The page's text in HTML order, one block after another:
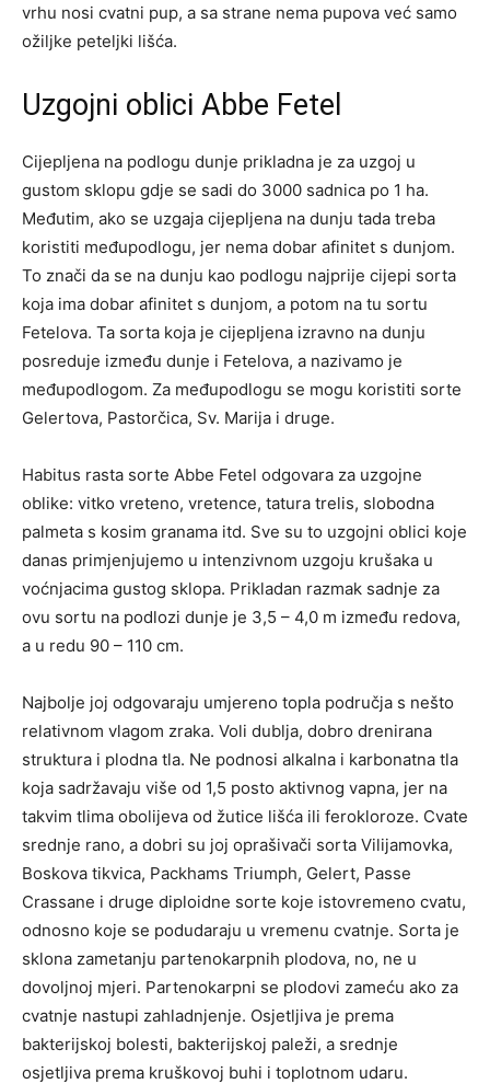
vrhu nosi cvatni pup, a sa strane nema pupova već samo
ožiljke peteljki lišća.
Uzgojni oblici Abbe Fetel
Cijepljena na podlogu dunje prikladna je za uzgoj u
gustom sklopu gdje se sadi do 3000 sadnica po 1 ha.
Međutim, ako se uzgaja cijepljena na dunju tada treba
koristiti međupodlogu, jer nema dobar afinitet s dunjom.
To znači da se na dunju kao podlogu najprije cijepi sorta
koja ima dobar afinitet s dunjom, a potom na tu sortu
Fetelova. Ta sorta koja je cijepljena izravno na dunju
posreduje između dunje i Fetelova, a nazivamo je
međupodlogom. Za međupodlogu se mogu koristiti sorte
Gelertova, Pastorčica, Sv. Marija i druge.
Habitus rasta sorte Abbe Fetel odgovara za uzgojne
oblike: vitko vreteno, vretence, tatura trelis, slobodna
palmeta s kosim granama itd. Sve su to uzgojni oblici koje
danas primjenjujemo u intenzivnom uzgoju krušaka u
voćnjacima gustog sklopa. Prikladan razmak sadnje za
ovu sortu na podlozi dunje je 3,5 – 4,0 m između redova,
a u redu 90 – 110 cm.
Najbolje joj odgovaraju umjereno topla područja s nešto
relativnom vlagom zraka. Voli dublja, dobro drenirana
struktura i plodna tla. Ne podnosi alkalna i karbonatna tla
koja sadržavaju više od 1,5 posto aktivnog vapna, jer na
takvim tlima obolijeva od žutice lišća ili ferokloroze. Cvate
srednje rano, a dobri su joj oprašivači sorta Vilijamovka,
Boskova tikvica, Packhams Triumph, Gelert, Passe
Crassane i druge diploidne sorte koje istovremeno cvatu,
odnosno koje se podudaraju u vremenu cvatnje. Sorta je
sklona zametanju partenokarpnih plodova, no, ne u
dovoljnoj mjeri. Partenokarpni se plodovi zameću ako za
cvatnje nastupi zahladnjenje. Osjetljiva je prema
bakterijskoj bolesti, bakterijskoj paleži, a srednje
osjetljiva prema kruškovoj buhi i toplotnom udaru.